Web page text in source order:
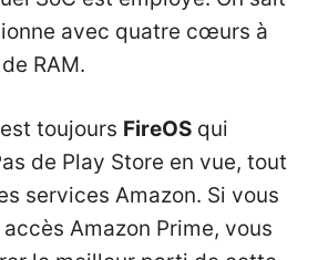
avec quatre cœurs à
RAM.
toujours FireOS qui
de Play Store en vue, tout
services Amazon. Si vous
Amazon Prime, vous